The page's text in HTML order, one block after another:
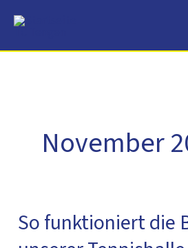
Inhalt
springen
November
So funktioniert die
So